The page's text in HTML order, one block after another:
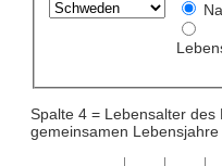
Spalte 4 = Lebensalter des
gemeinsamen Lebensjahre